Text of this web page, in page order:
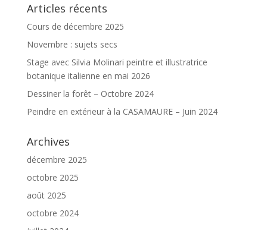
Articles récents
Cours de décembre 2025
Novembre : sujets secs
Stage avec Silvia Molinari peintre et illustratrice
botanique italienne en mai 2026
Dessiner la forêt – Octobre 2024
Peindre en extérieur à la CASAMAURE – Juin 2024
Archives
décembre 2025
octobre 2025
août 2025
octobre 2024